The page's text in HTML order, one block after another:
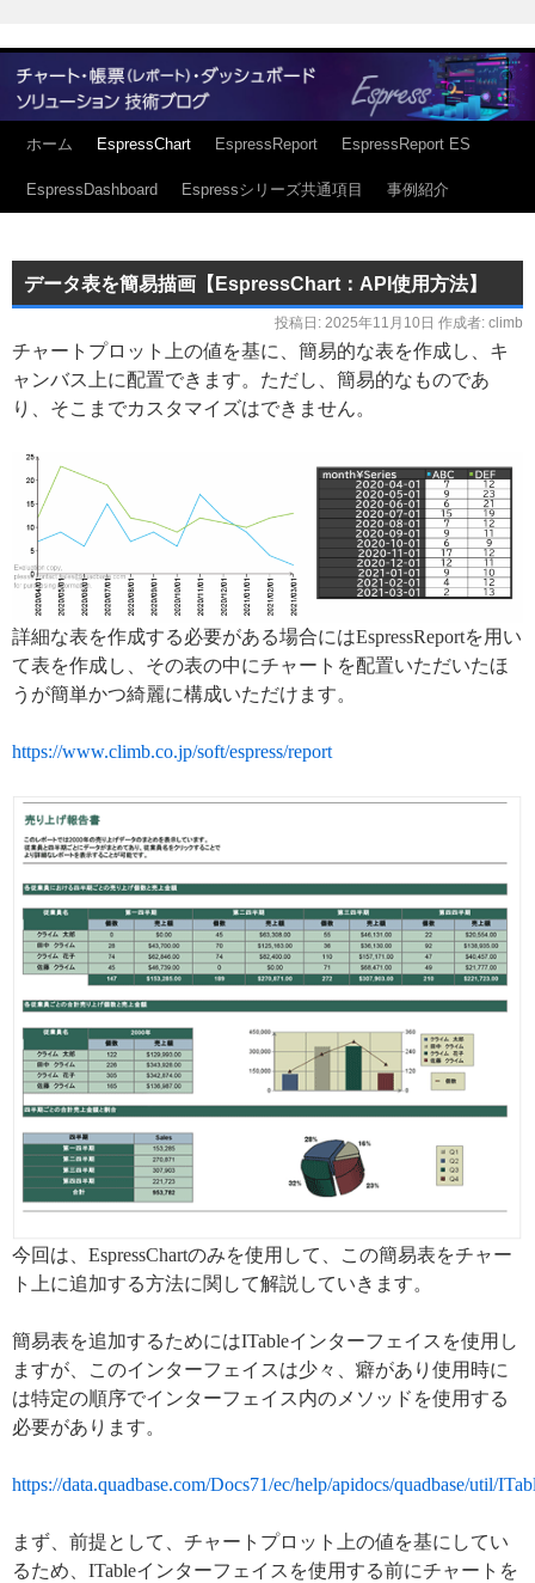
ホーム EspressChart EspressReport EspressReport ES
EspressDashboard Espressシリーズ共通項目 事例紹介
データ表を簡易描画【EspressChart：API使用方法】
投稿日: 2025年11月10日 作成者: climb
チャートプロット上の値を基に、簡易的な表を作成し、キ
ャンバス上に配置できます。ただし、簡易的なものであ
り、そこまでカスタマイズはできません。
詳細な表を作成する必要がある場合にはEspressReportを用い
て表を作成し、その表の中にチャートを配置いただいたほ
うが簡単かつ綺麗に構成いただけます。
https://www.climb.co.jp/soft/espress/report
今回は、EspressChartのみを使用して、この簡易表をチャー
ト上に追加する方法に関して解説していきます。
簡易表を追加するためにはITableインターフェイスを使用し
ますが、このインターフェイスは少々、癖があり使用時に
は特定の順序でインターフェイス内のメソッドを使用する
必要があります。
https://data.quadbase.com/Docs71/ec/help/apidocs/quadbase/util/
まず、前提として、チャートプロット上の値を基にしてい
るため、ITableインターフェイスを使用する前にチャートを